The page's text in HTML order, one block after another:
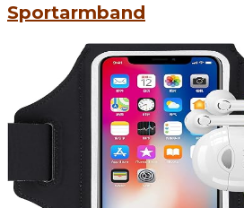
Sportarmband